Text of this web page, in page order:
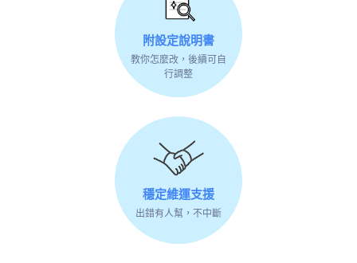
附設定說明書
教你怎麼改，後續可自
行調整
穩定維運支援
出錯有人幫，不中斷